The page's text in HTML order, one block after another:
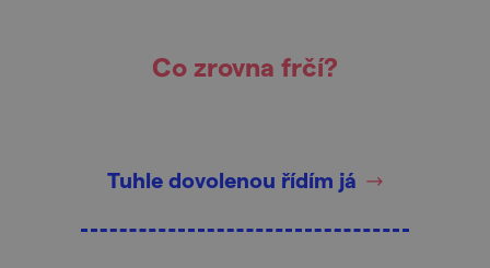
Co zrovna frčí?
Tuhle dovolenou řídím já